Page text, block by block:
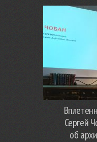
Сергей
об